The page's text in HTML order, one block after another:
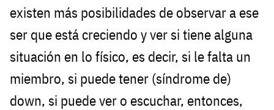
existen más posibilidades de observar a ese
ser que está creciendo y ver si tiene alguna
situación en lo físico, es decir, si le falta un
miembro, si puede tener (síndrome de)
down, si puede ver o escuchar, entonces,